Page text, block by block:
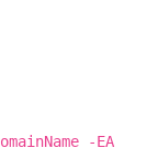
-EA